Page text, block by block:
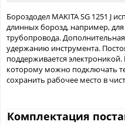
Бороздодел MAKITA SG 1251 J
длинных борозд, например,
трубопровода.
удержанию инструмента.
поддерживается
которому можно подключать
сохранить рабочее место в
Комплектация